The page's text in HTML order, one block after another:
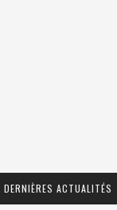
DERNIÈRES ACTUALITÉS